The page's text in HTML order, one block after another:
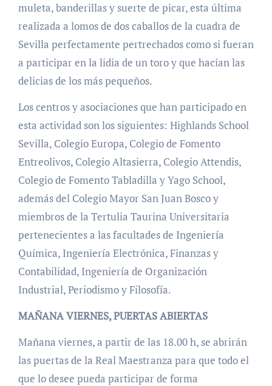
muleta, banderillas y suerte de picar, esta última
realizada a lomos de dos caballos de la cuadra de
Sevilla perfectamente pertrechados como si fueran
a participar en la lidia de un toro y que hacían las
delicias de los más pequeños.
Los centros y asociaciones que han participado en
esta actividad son los siguientes: Highlands School
Sevilla, Colegio Europa, Colegio de Fomento
Entreolivos, Colegio Altasierra, Colegio Attendis,
Colegio de Fomento Tabladilla y Yago School,
además del Colegio Mayor San Juan Bosco y
miembros de la Tertulia Taurina Universitaria
pertenecientes a las facultades de Ingeniería
Química, Ingeniería Electrónica, Finanzas y
Contabilidad, Ingeniería de Organización
Industrial, Periodismo y Filosofía.
MAÑANA VIERNES, PUERTAS ABIERTAS
Mañana viernes, a partir de las 18.00 h, se abrirán
las puertas de la Real Maestranza para que todo el
que lo desee pueda participar de forma